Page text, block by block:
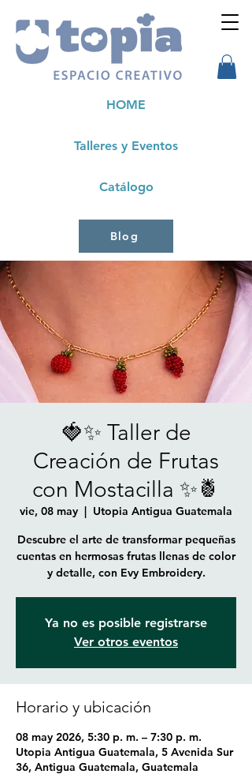
Talleres y Eventos
HOME
Catálogo
Blog
🍓✨ Taller de
Creación de Frutas
con Mostacilla ✨🍍
vie, 08 may
  |
Utopia Antigua Guatemala
Descubre el arte de transformar pequeñas
cuentas en hermosas frutas llenas de color
y detalle, con Evy Embroidery.
Ya no es posible registrarse
Ver otros eventos
Horario y ubicación
08 may 2026, 5:30 p. m. – 7:30 p. m.
Utopia Antigua Guatemala, 5 Avenida Sur
36, Antigua Guatemala, Guatemala